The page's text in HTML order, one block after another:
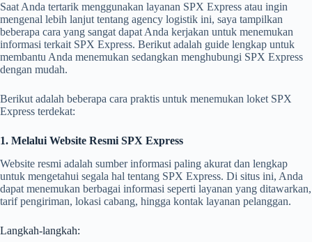
Saat Anda tertarik menggunakan layanan SPX Express atau ingin
mengenal lebih lanjut tentang agency logistik ini, saya tampilkan
beberapa cara yang sangat dapat Anda kerjakan untuk menemukan
informasi terkait SPX Express. Berikut adalah guide lengkap untuk
membantu Anda menemukan sedangkan menghubungi SPX Express
dengan mudah.
Berikut adalah beberapa cara praktis untuk menemukan loket SPX
Express terdekat:
1. Melalui Website Resmi SPX Express
Website resmi adalah sumber informasi paling akurat dan lengkap
untuk mengetahui segala hal tentang SPX Express. Di situs ini, Anda
dapat menemukan berbagai informasi seperti layanan yang ditawarkan,
tarif pengiriman, lokasi cabang, hingga kontak layanan pelanggan.
Langkah-langkah: